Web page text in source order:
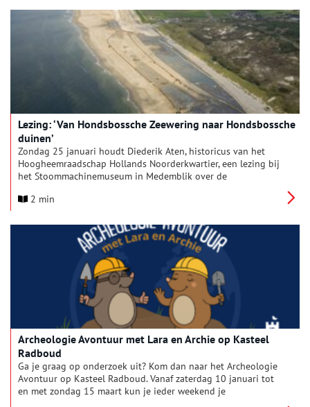
Lezing: ‘Van Hondsbossche Zeewering naar Hondsbossche
duinen’
Zondag 25 januari houdt Diederik Aten, historicus van het
Hoogheemraadschap Hollands Noorderkwartier, een lezing bij
het Stoommachinemuseum in Medemblik over de
Petten.
2 min
Archeologie Avontuur met Lara en Archie op Kasteel
Radboud
Ga je graag op onderzoek uit? Kom dan naar het Archeologie
Avontuur op Kasteel Radboud. Vanaf zaterdag 10 januari tot
en met zondag 15 maart kun je ieder weekend je